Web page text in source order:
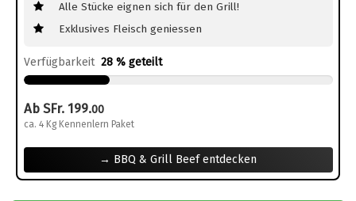
Alle Stücke eignen sich für den Grill!
Exklusives Fleisch geniessen
Verfügbarkeit 28 % geteilt
Ab SFr. 199.00
ca. 4 Kg Kennenlern Paket
→ BBQ & Grill Beef entdecken